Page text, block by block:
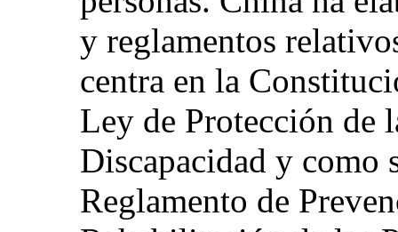
y reglamentos
centra en la
Ley de Protección de
Discapacidad y como
Reglamento de